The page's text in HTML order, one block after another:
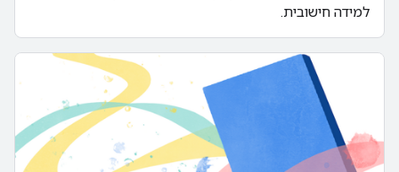
למידה חישובית.